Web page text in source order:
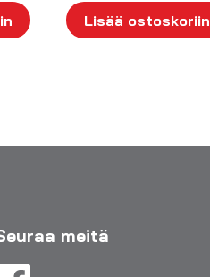
Lisää ostoskoriin
meitä